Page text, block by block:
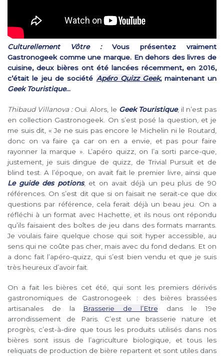
Culturellement Vôtre :Vous présentez vraiment
Gastronogeek comme une marque. En dehors des livres de
cuisine, deux bières ont été lancées récemment, en 2016,
c’était le jeu de société Apéro Quizz Geek, maintenant un
Geek Touristique…
Thibaud Villanova :Oui. Alors, le Geek Touristique, il n’est pas
en collection Gastronogeek. On s’est posé la question, et je
me suis dit, « Je ne suis pas encore le Michelin ni le Routard,
donc on va faire ça car on en a envie, et pas pour faire
rayonner la marque ». L’apéro quizz, on l’a sorti parce-que,
justement, je suis dingue de quizz, de Trivial Pursuit et de
blind test. A l’époque, on avait fait le premier livre, ainsi que
Le guide des potions, et on avait déjà un peu plus de 90
références. On s’est dit que si on faisait ne serait-ce que dix
questions par référence, cela ferait déjà un beau jeu. On a
réfléchi à un format avec Hachette, et ils nous ont répondu
qu’ils faisaient des boîtes de jeu dans des formats marrants.
Je voulais faire quelque chose qui soit hyper accessible, au
sens qui ne coûte pas cher, mais avec du fond dedans. Et on
a donc fait l’apéro-quizz, qui s’est bien vendu et que je suis
très heureux d’avoir fait.
On a fait les bières cet été, qui sont les premiers dérivés
gastronomiques de Gastronogeek : des bières brassées
artisanales de la
Brasserie de l’Etre dans le 19e
arrondissement de Paris. C’est une brasserie nature et
progrès, c’est-à-dire que tous les produits utilisés dans nos
bières sont issus de l’agriculture biologique, et tous les
reliquats de production de bière repartent et sont utiles dans